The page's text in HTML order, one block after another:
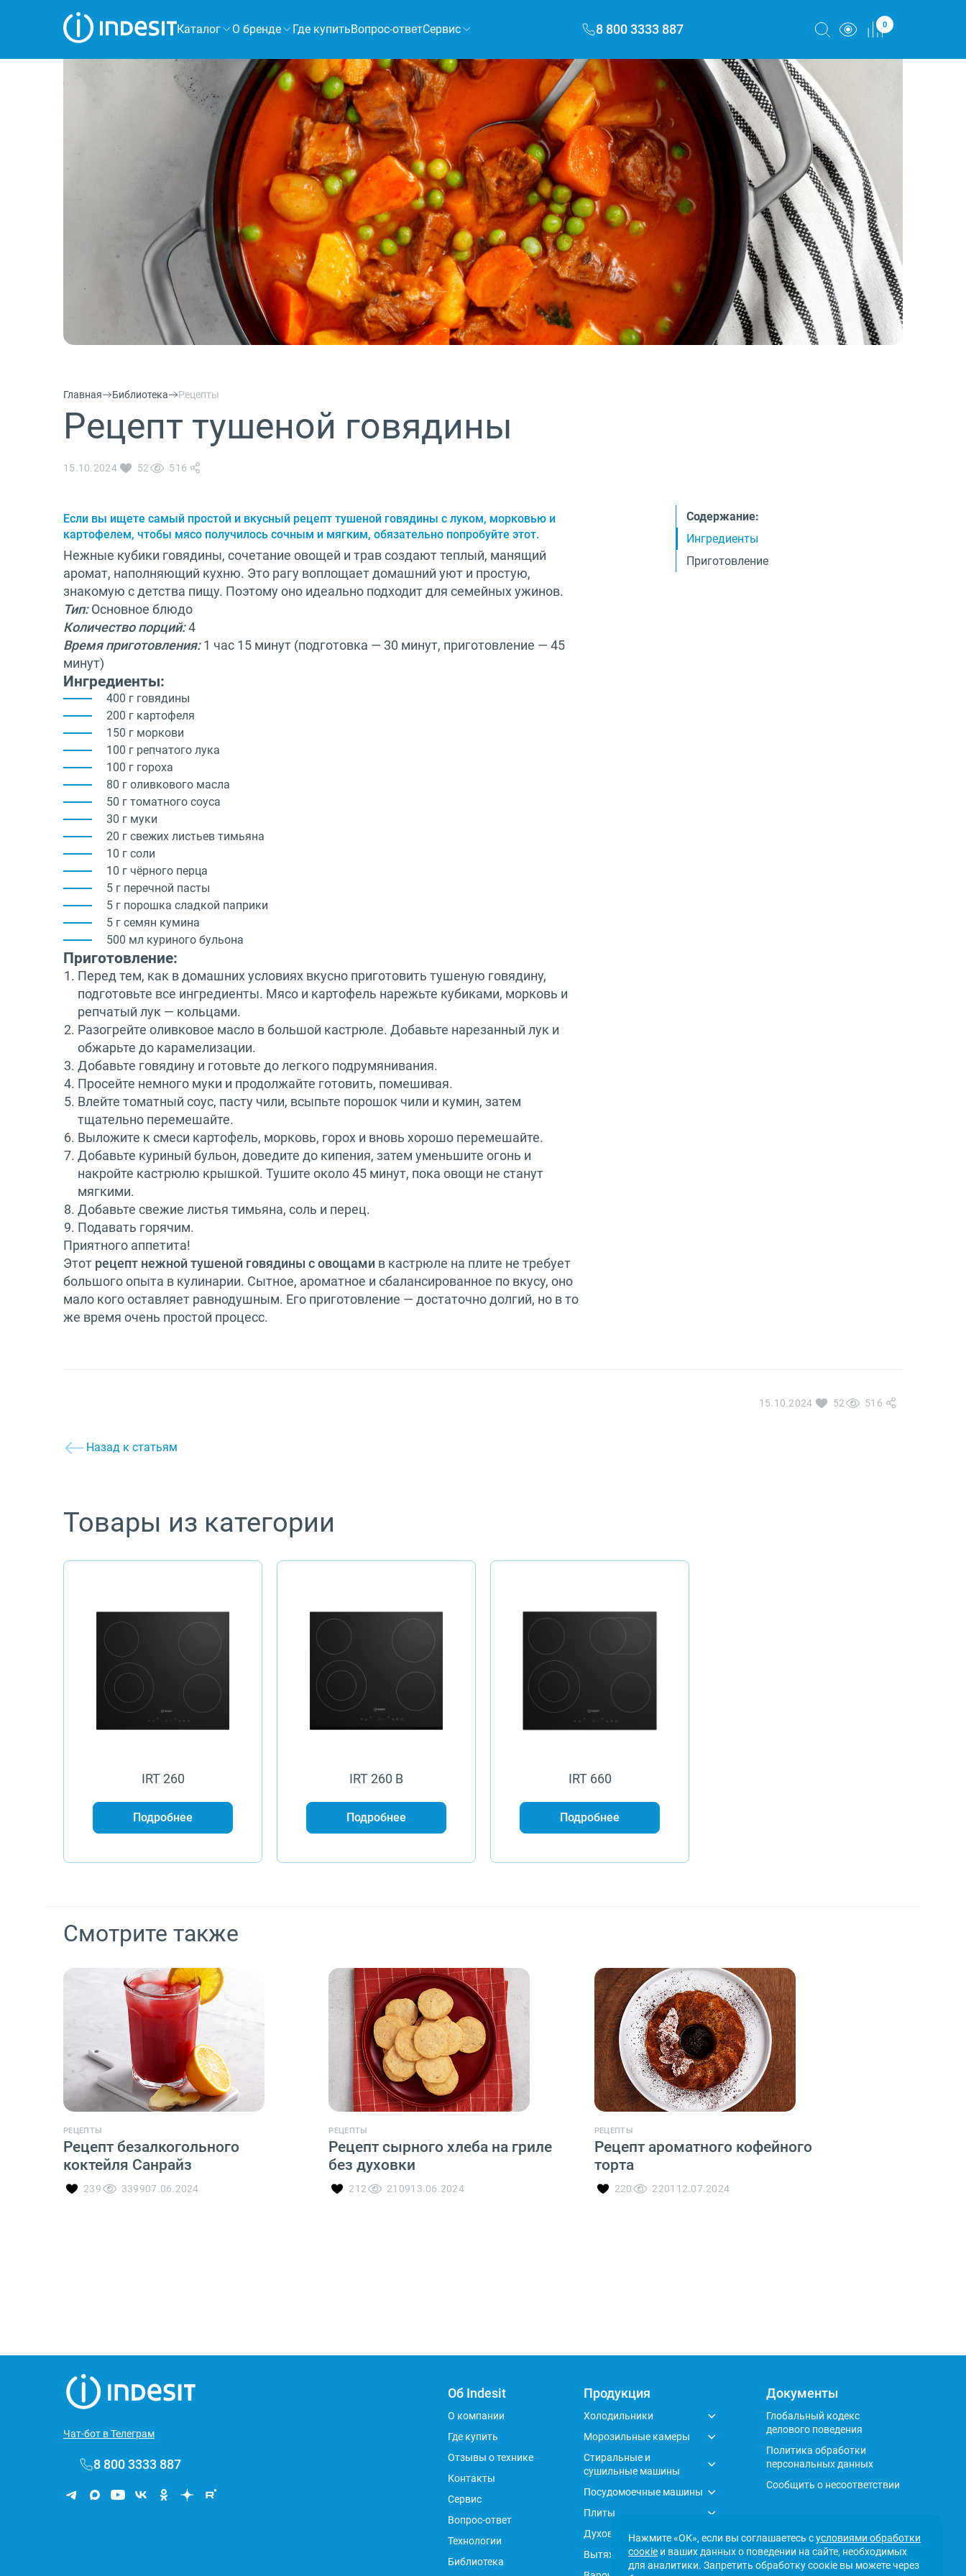
Каталог О бренде Где купитьВопрос-ответСервис 8 800 3333 887 0
Холодильники
Морозильные камеры
Стиральные и сушильные машины
Посудомоечные машины
Микроволновые печи
Вопрос-ответ
Библиотека
8 800 3333 887
Главная Библиотека Рецепты
Рецепт тушеной говядины
15.10.2024 52 516
Содержание:
Ингредиенты
Приготовление
Если вы ищете самый простой и вкусный рецепт тушеной говядины с луком, морковью и
картофелем, чтобы мясо получилось сочным и мягким, обязательно попробуйте этот.
Нежные кубики говядины, сочетание овощей и трав создают теплый, манящий
аромат, наполняющий кухню. Это рагу воплощает домашний уют и простую,
знакомую с детства пищу. Поэтому оно идеально подходит для семейных ужинов.
Тип:Основное блюдо
Количество порций:4
Время приготовления:1 час 15 минут (подготовка — 30 минут, приготовление — 45
минут)
Ингредиенты:
400 г говядины
200 г картофеля
150 г моркови
100 г репчатого лука
100 г гороха
80 г оливкового масла
50 г томатного соуса
30 г муки
20 г свежих листьев тимьяна
10 г соли
10 г чёрного перца
5 г перечной пасты
5 г порошка сладкой паприки
5 г семян кумина
500 мл куриного бульона
Приготовление:
Перед тем, как в домашних условиях вкусно приготовить тушеную говядину,
подготовьте все ингредиенты. Мясо и картофель нарежьте кубиками, морковь и
репчатый лук — кольцами.
Разогрейте оливковое масло в большой кастрюле. Добавьте нарезанный лук и
обжарьте до карамелизации.
Добавьте говядину и готовьте до легкого подрумянивания.
Просейте немного муки и продолжайте готовить, помешивая.
Влейте томатный соус, пасту чили, всыпьте порошок чили и кумин, затем
тщательно перемешайте.
Выложите к смеси картофель, морковь, горох и вновь хорошо перемешайте.
Добавьте куриный бульон, доведите до кипения, затем уменьшите огонь и
накройте кастрюлю крышкой. Тушите около 45 минут, пока овощи не станут
мягкими.
Добавьте свежие листья тимьяна, соль и перец.
Подавать горячим.
Приятного аппетита!
Этот рецепт нежной тушеной говядины с овощами в кастрюле на плите не требует
большого опыта в кулинарии. Сытное, ароматное и сбалансированное по вкусу, оно
мало кого оставляет равнодушным. Его приготовление — достаточно долгий, но в то
же время очень простой процесс.
15.10.2024 52 516
Назад к статьям
Товары из категории
IRT 260
Подробнее
IRT 260 B
Подробнее
IRT 660
Подробнее
Смотрите также
РЕЦЕПТЫ
Рецепт безалкогольного
коктейля Санрайз
239 339907.06.2024
РЕЦЕПТЫ
Рецепт сырного хлеба на гриле
без духовки
212 210913.06.2024
РЕЦЕПТЫ
Рецепт ароматного кофейного
торта
220 2201 12.07.2024
Чат-бот в Телеграм
8 800 3333 887
Об Indesit
О компании
Где купить
Отзывы о технике
Контакты
Сервис
Вопрос-ответ
Технологии
Библиотека
Продукция
Холодильники
Морозильные камеры
Стиральные и
сушильные машины
Посудомоечные машины
Плиты
Духовые шкафы
Вытяжки
Документы
Глобальный кодекс
делового поведения
Политика обработки
персональных данных
Сообщить о несоответствии
Нажмите «ОК», если вы соглашаетесь сусловиями обработки
соокіе и ваших данных о поведении на сайте, необходимых
для аналитики. Запретить обработку соокіе вы можете через